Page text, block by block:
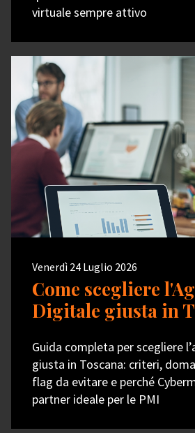
virtuale sempre attivo
Venerdì 24 Luglio 2026
Come scegliere
Digitale giusta in
Guida completa per scegliere
giusta in Toscana: criteri,
flag da evitare e perché
partner ideale per le PMI